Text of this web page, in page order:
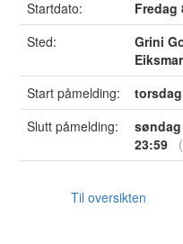
Startdato:
Fredag
Sted:
Grini
Start påmelding:
Slutt påmelding:
søndag
23:59
Til oversikten